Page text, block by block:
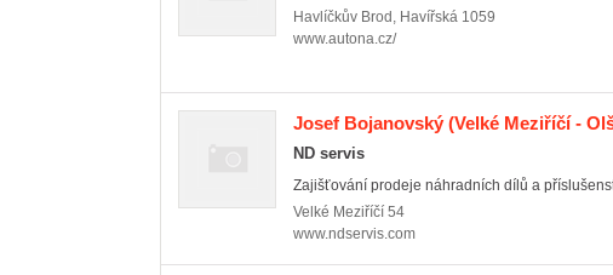
Havlíčkův Brod , Havířská 1059
www.autona.cz/
Josef Bojanovský (Velké Meziříčí -
ND servis
Zajišťování prodeje náhradních dílů a
Velké Meziříčí 54
www.ndservis.com